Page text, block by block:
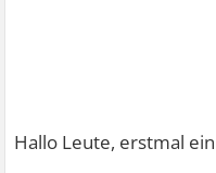
Hallo Leute, erstmal